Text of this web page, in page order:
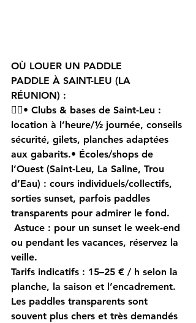
OÙ LOUER UN PADDLE
PADDLE À SAINT-LEU (LA
RÉUNION) :
🏄‍♀️• Clubs & bases de Saint-Leu :
location à l’heure/½ journée, conseils
sécurité, gilets, planches adaptées
aux gabarits.• Écoles/shops de
l’Ouest (Saint-Leu, La Saline, Trou
d’Eau) : cours individuels/collectifs,
sorties sunset, parfois paddles
transparents pour admirer le fond.
Astuce : pour un sunset le week-end
ou pendant les vacances, réservez la
veille.
Tarifs indicatifs : 15–25 € / h selon la
planche, la saison et l’encadrement.
Les paddles transparents sont
souvent plus chers et très demandés